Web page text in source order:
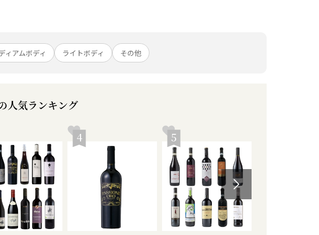
ィアムボディ ライトボディ その他
人気ランキング
4 5